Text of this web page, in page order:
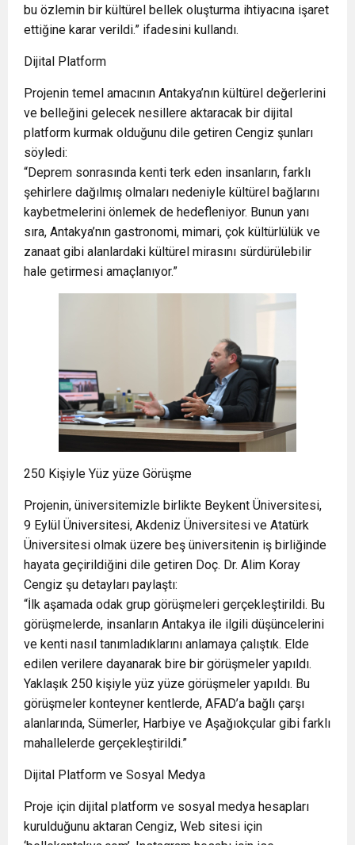
bu özlemin bir kültürel bellek oluşturma ihtiyacına işaret
ettiğine karar verildi.” ifadesini kullandı.
Dijital Platform
Projenin temel amacının Antakya’nın kültürel değerlerini
ve belleğini gelecek nesillere aktaracak bir dijital
platform kurmak olduğunu dile getiren Cengiz şunları
söyledi:
“Deprem sonrasında kenti terk eden insanların, farklı
şehirlere dağılmış olmaları nedeniyle kültürel bağlarını
kaybetmelerini önlemek de hedefleniyor. Bunun yanı
sıra, Antakya’nın gastronomi, mimari, çok kültürlülük ve
zanaat gibi alanlardaki kültürel mirasını sürdürülebilir
hale getirmesi amaçlanıyor.”
250 Kişiyle Yüz yüze Görüşme
Projenin, üniversitemizle birlikte Beykent Üniversitesi,
9 Eylül Üniversitesi, Akdeniz Üniversitesi ve Atatürk
Üniversitesi olmak üzere beş üniversitenin iş birliğinde
hayata geçirildiğini dile getiren Doç. Dr. Alim Koray
Cengiz şu detayları paylaştı:
“İlk aşamada odak grup görüşmeleri gerçekleştirildi. Bu
görüşmelerde, insanların Antakya ile ilgili düşüncelerini
ve kenti nasıl tanımladıklarını anlamaya çalıştık. Elde
edilen verilere dayanarak bire bir görüşmeler yapıldı.
Yaklaşık 250 kişiyle yüz yüze görüşmeler yapıldı. Bu
görüşmeler konteyner kentlerde, AFAD’a bağlı çarşı
alanlarında, Sümerler, Harbiye ve Aşağıokçular gibi farklı
mahallelerde gerçekleştirildi.”
Dijital Platform ve Sosyal Medya
Proje için dijital platform ve sosyal medya hesapları
kurulduğunu aktaran Cengiz, Web sitesi için